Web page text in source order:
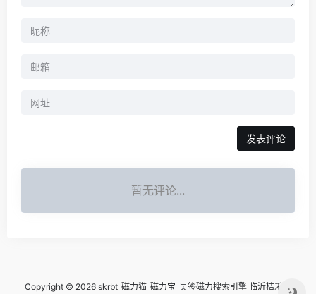
暂无评论...
Copyright © 2026 skrbt_磁力猫_磁力宝_吴签磁力搜索引擎 临沂桔禾网